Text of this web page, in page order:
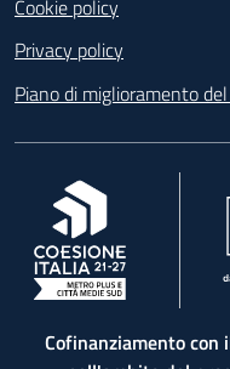
Cookie policy
Privacy policy
Piano di miglioramento
, apre in una nuova scheda
Cofinanziamento